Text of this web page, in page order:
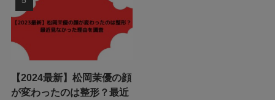
【2024最新】松岡茉優の顔
が変わったのは整形？最近